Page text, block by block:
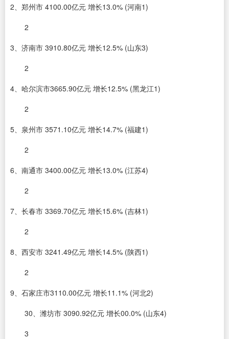
2、郑州市 4100.00亿元 增长13.0% (河南1)
2
3、济南市 3910.80亿元 增长12.5% (山东3)
2
4、哈尔滨市3665.90亿元 增长12.5% (黑龙江1)
2
5、泉州市 3571.10亿元 增长14.7% (福建1)
2
6、南通市 3400.00亿元 增长13.0% (江苏4)
2
7、长春市 3369.70亿元 增长15.6% (吉林1)
2
8、西安市 3241.49亿元 增长14.5% (陕西1)
2
9、石家庄市3110.00亿元 增长11.1% (河北2)
30、潍坊市 3090.92亿元 增长00.0% (山东4)
3